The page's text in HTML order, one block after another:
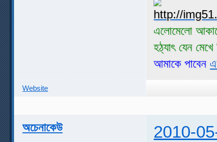
এলোমেলো
হঠ্যাৎ যেন
আমাকে পাবেন
Website
অচেনাকেউ 2010-